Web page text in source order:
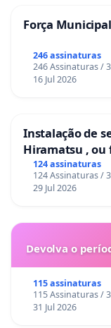
Força
246 assinaturas
246 Assinaturas /
16 Jul 2026
Instalação de
Hiramatsu , ou
124 assinaturas
124 Assinaturas /
29 Jul 2026
Devolva o
115 assinaturas
115 Assinaturas /
31 Jul 2026